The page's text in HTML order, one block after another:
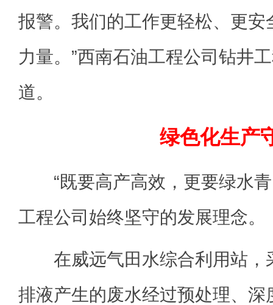
报警。我们的工作更轻松、更安
力量。”西南石油工程公司钻井
道。
绿色化生产
“既要高产高效，更要绿水青
工程公司始终坚守的发展理念。
在威远气田水综合利用站，
排液产生的废水经过预处理、深